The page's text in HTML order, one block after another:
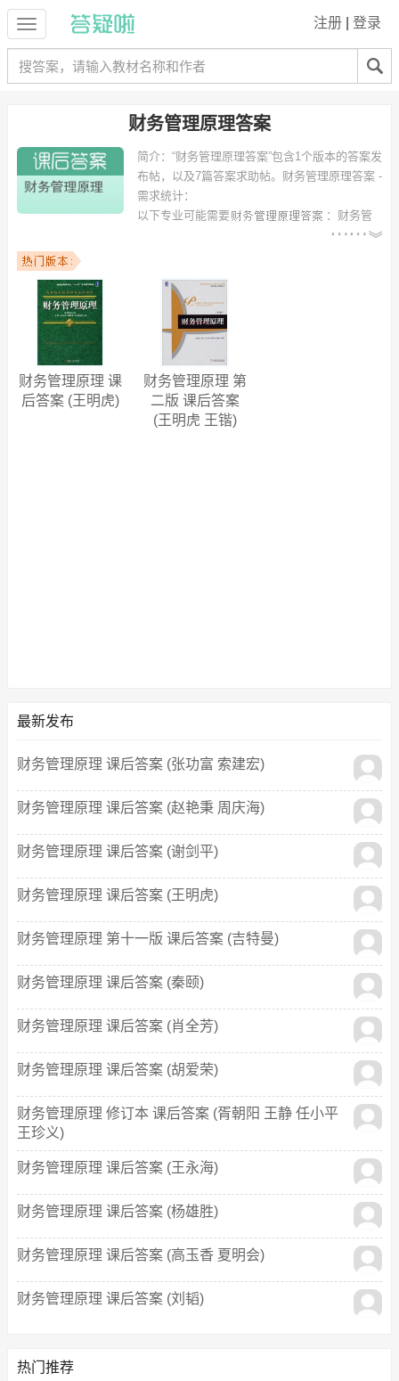
注册 登录
财务管理原理答案
简介： “财务管理原理答案”包含1个版本的答案发
布帖，以及7篇答案求助帖。 财务管理原理答案 -
需求统计：
以下专业可能需要
：财务管
理、会计电算化、市场营销管理、国际商务、会计学（注册会计师方
向）、工商管理、国际经济与贸易、信息管理与信息系统、建筑工程管
理 等专业。
以下学校的同学下载过
财务管理原理答案
铜陵学院、黑龙江科技学院、西安交大继续教育学院、武汉大学、华中
农业大学、武汉工程大学、黑龙江科技大学、宁波大学 等。
财务管理原理 课
后答案 (王明虎)
财务管理原理 第
二版 课后答案
(王明虎 王锴)
最新发布
财务管理原理 课后答案 (张功富 索建宏)
财务管理原理 课后答案 (赵艳秉 周庆海)
财务管理原理 课后答案 (谢剑平)
财务管理原理 课后答案 (王明虎)
财务管理原理 第十一版 课后答案 (吉特曼)
财务管理原理 课后答案 (秦颐)
财务管理原理 课后答案 (肖全芳)
财务管理原理 课后答案 (胡爱荣)
财务管理原理 修订本 课后答案 (胥朝阳 王静 任小平
王珍义)
财务管理原理 课后答案 (王永海)
财务管理原理 课后答案 (杨雄胜)
财务管理原理 课后答案 (高玉香 夏明会)
财务管理原理 课后答案 (刘韬)
热门推荐